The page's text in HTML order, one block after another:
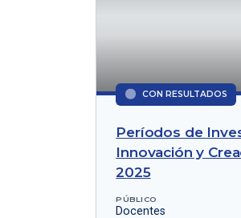
CON RESULTADOS
Períodos de
Innovación y
2025
PÚBLICO
Docentes